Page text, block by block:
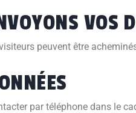
VOS
peuvent être
par téléphone dans le